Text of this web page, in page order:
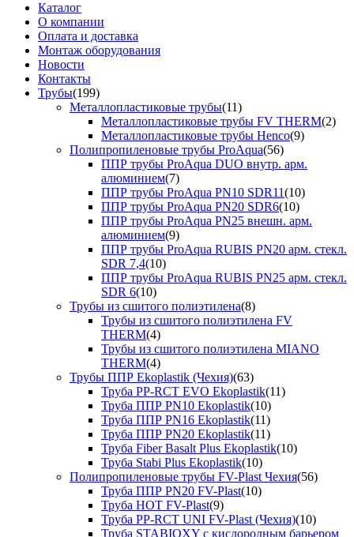
Каталог
О компании
Оплата и доставка
Монтаж оборудования
Новости
Контакты
Трубы(199)
Металлопластиковые трубы(11)
Металлопластиковые трубы FV THERM(2)
Металлопластиковые трубы Henco(9)
Полипропиленовые трубы ProAqua(56)
ППР трубы ProAqua DUO внутр. арм.
алюминием(7)
ППР трубы ProAqua PN10 SDR11(10)
ППР трубы ProAqua PN20 SDR6(10)
ППР трубы ProAqua PN25 внешн. арм.
алюминием(9)
ППР трубы ProAqua RUBIS PN20 арм. стекл.
SDR 7,4(10)
ППР трубы ProAqua RUBIS PN25 арм. стекл.
SDR 6(10)
Трубы из сшитого полиэтилена(8)
Трубы из сшитого полиэтилена FV
THERM(4)
Трубы из сшитого полиэтилена MIANO
THERM(4)
Трубы ППР Ekoplastik (Чехия)(63)
Труба PP-RCT EVO Ekoplastik(11)
Труба ППР PN10 Ekoplastik(10)
Труба ППР PN16 Ekoplastik(11)
Труба ППР PN20 Ekoplastik(11)
Труба Fiber Basalt Plus Ekoplastik(10)
Труба Stabi Plus Ekoplastik(10)
Полипропиленовые трубы FV-Plast Чехия(56)
Труба ППР PN20 FV-Plast(10)
Труба HOT FV-Plast(9)
Труба PP-RCT UNI FV-Plast (Чехия)(10)
Труба STABIOXY с кислородным барьером